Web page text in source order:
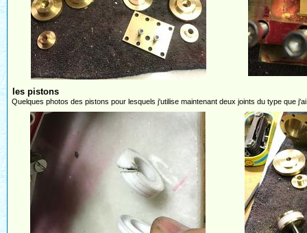
les pistons
Quelques photos des pistons pour lesquels j'utilise maintenant deux joints du type que